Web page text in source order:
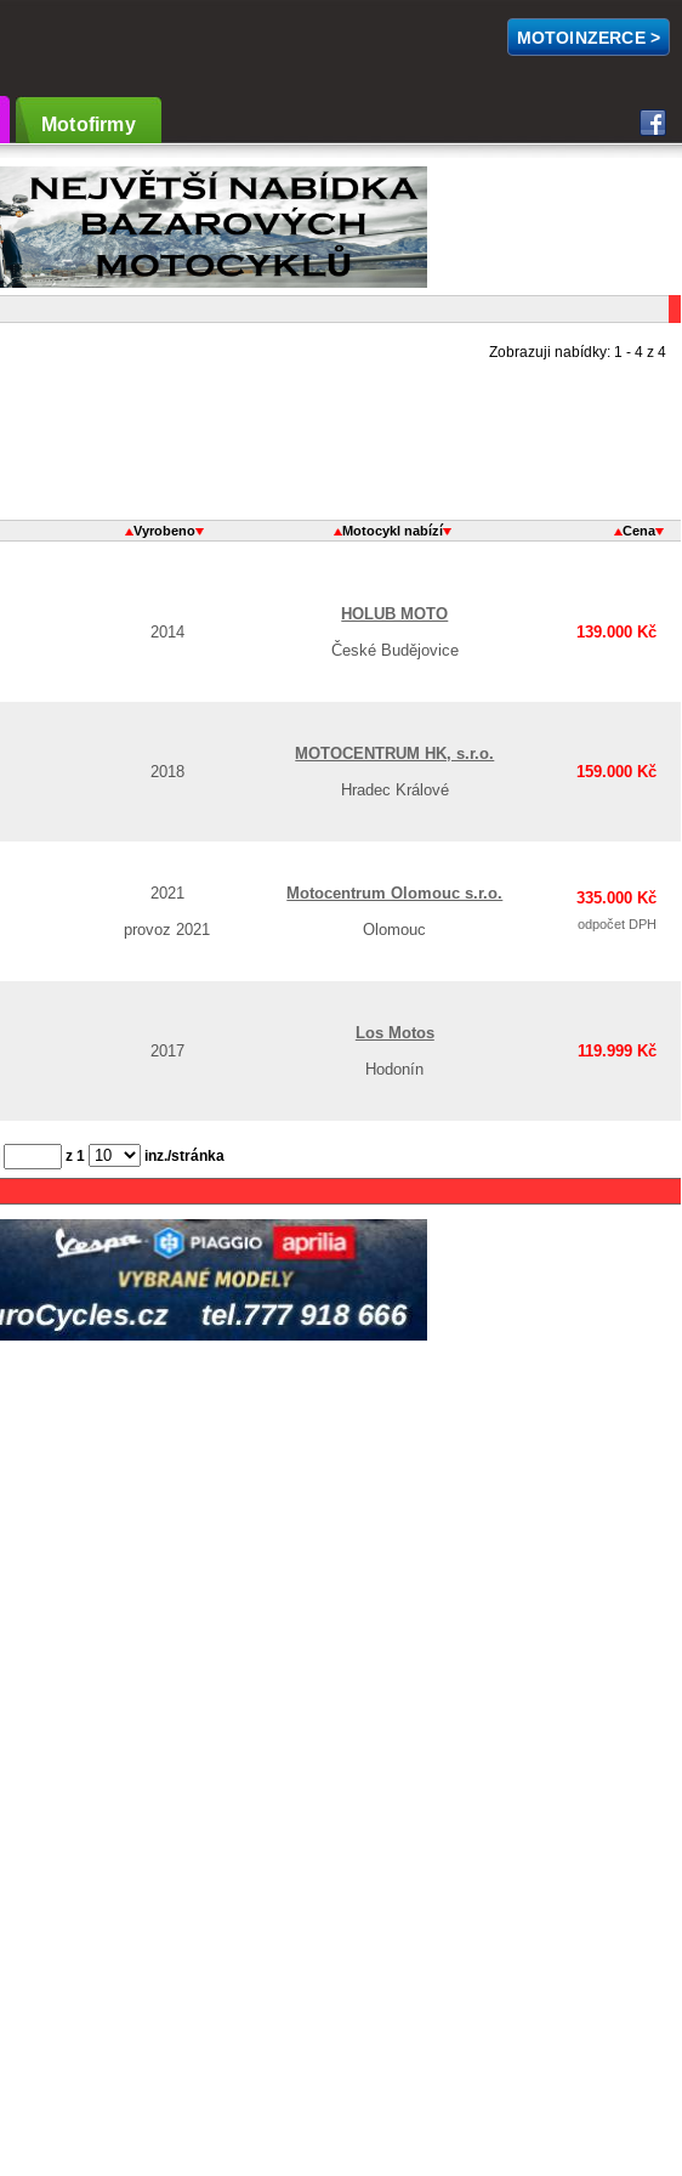
Motofirmy
MOTOINZERCE >
Zobrazuji nabídky: 1 - 4 z 4
Vyrobeno Motocykl nabízí Cena
2014
HOLUB MOTO
České Budějovice
139.000 Kč
2018
MOTOCENTRUM HK, s.r.o.
Hradec Králové
159.000 Kč
2021
provoz 2021
Motocentrum Olomouc s.r.o.
Olomouc
335.000 Kč
odpočet DPH
2017
Los Motos
Hodonín
119.999 Kč
z 1 inz./stránka